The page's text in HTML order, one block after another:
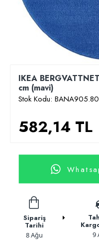
IKEA
cm (mavi)
Stok Kodu:
582,14 TL
Sipariş
Tarihi
8 Ağu 9